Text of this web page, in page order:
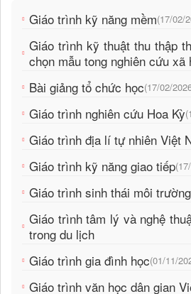
Giáo trình kỹ năng mềm(17/02/
Giáo trình kỹ thuật thu thập
chọn mẫu tong nghiên cứu xã
Bài giảng tổ chức học(17/02/
Giáo trình nghiên cứu Hoa Kỳ
Giáo trình địa lí tự nhiên Việt
Giáo trình kỹ năng giao tiếp
Giáo trình sinh thái môi trường
Giáo trình tâm lý và nghệ
trong du lịch
Giáo trình gia đình học(01/11/
Giáo trình văn học dân gian